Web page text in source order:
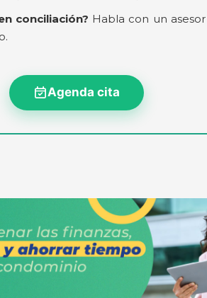
conciliación? Habla con un
Agenda cita